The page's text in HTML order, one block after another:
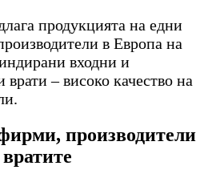
продукцията на едни
в Европа на
входни и
– високо качество на
производители